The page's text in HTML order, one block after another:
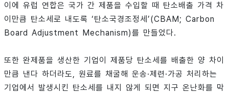
이에 유럽 연합은 국가 간 제품을 수입할 때 탄소배출 가격 차
이만큼 탄소세로 내도록 ‘탄소국경조정세’(CBAM; Carbon
Board Adjustment Mechanism)를 만들었다.
또한 완제품을 생산한 기업이 제품당 탄소세를 배출한 양 차이
만큼 낸다 하더라도, 원료를 채굴해 운송·제련·가공 처리하는
기업에서 발생시킨 탄소세를 내지 않게 되면 지구 온난화를 막